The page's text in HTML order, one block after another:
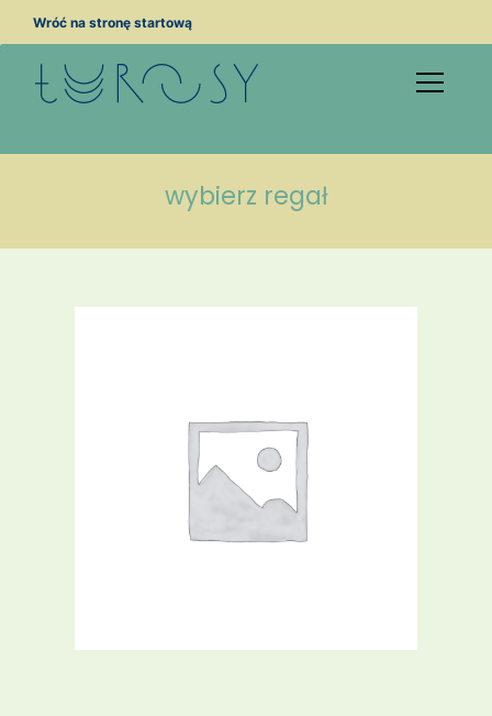
Wróć na stronę startową
wybierz regał